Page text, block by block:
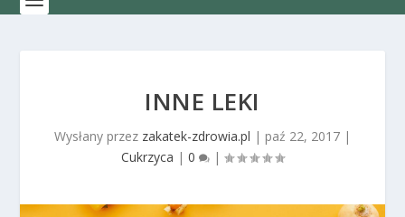
INNE LEKI
Wysłany przez zakatek-zdrowia.pl | paź 22, 2017 |
Cukrzyca | 0 |